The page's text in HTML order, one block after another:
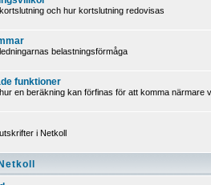
och hur kortslutning redovisas
belastningsförmåga
funktioner
en beräkning kan förfinas för att komma närmare
i Netkoll